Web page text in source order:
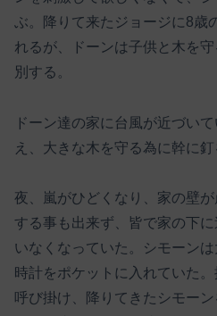
ぶ。降りて来たジョージに8歳
れるが、ドーンは子供と木を
別する。
ドーン達の家に台風が近づい
え、大きな木を守る為に幹に釘
夜、嵐がひどくなり、家の壁
する事も出来ず、皆で家の下
いなくなっていた。シモーン
時計をポケットに入れていた
呼び掛け、降りてきたシモー